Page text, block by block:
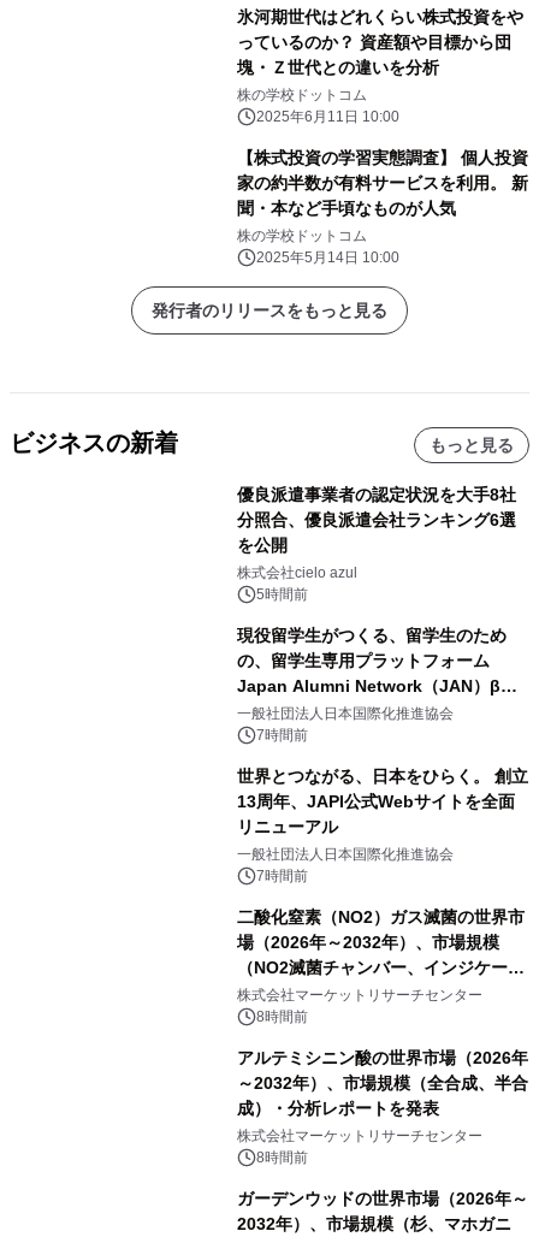
氷河期世代はどれくらい株式投資をや
っているのか？ 資産額や目標から団
塊・Ｚ世代との違いを分析
株の学校ドットコム
2025年6月11日 10:00
【株式投資の学習実態調査】 個人投資
家の約半数が有料サービスを利用。 新
聞・本など手頃なものが人気
株の学校ドットコム
2025年5月14日 10:00
発行者のリリースをもっと見る
ビジネスの新着 もっと見る
優良派遣事業者の認定状況を大手8社
分照合、優良派遣会社ランキング6選
を公開
株式会社cielo azul
5時間前
現役留学生がつくる、留学生のため
の、留学生専用プラットフォーム
Japan Alumni Network（JAN）β版
をリリース
一般社団法人日本国際化推進協会
7時間前
世界とつながる、日本をひらく。 創立
13周年、JAPI公式Webサイトを全面
リニューアル
一般社団法人日本国際化推進協会
7時間前
二酸化窒素（NO2）ガス滅菌の世界市
場（2026年～2032年）、市場規模
（NO2滅菌チャンバー、インジケータ
ーおよびモニタリングシステム、その
他）・分析レポートを発表
株式会社マーケットリサーチセンター
8時間前
アルテミシニン酸の世界市場（2026年
～2032年）、市場規模（全合成、半合
成）・分析レポートを発表
株式会社マーケットリサーチセンター
8時間前
ガーデンウッドの世界市場（2026年～
2032年）、市場規模（杉、マホガニ